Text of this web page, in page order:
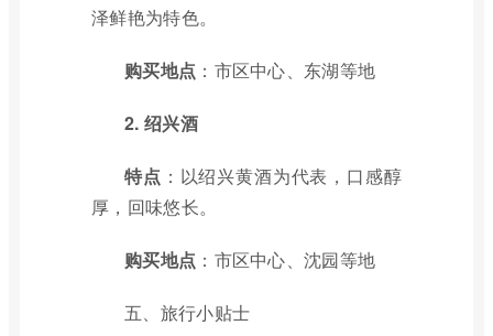
泽鲜艳为特色。
购买地点 ：市区中心、东湖等地
2. 绍兴酒
特点 ：以绍兴黄酒为代表，口感醇
厚，回味悠长。
购买地点 ：市区中心、沈园等地
五、旅行小贴士